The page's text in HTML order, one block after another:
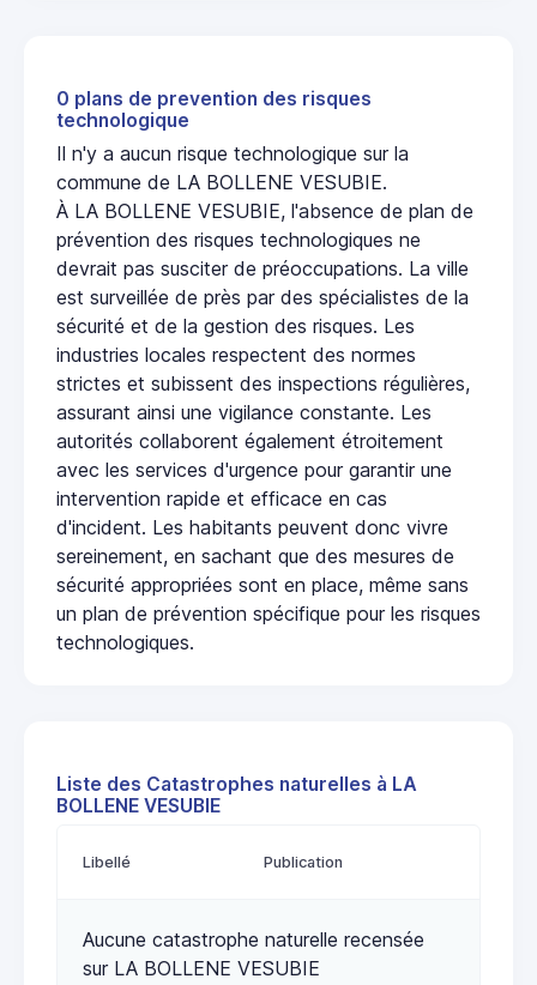
0 plans de prevention des risques
technologique
Il n'y a aucun risque technologique sur la
commune de LA BOLLENE VESUBIE.
À LA BOLLENE VESUBIE, l'absence de plan de
prévention des risques technologiques ne
devrait pas susciter de préoccupations. La ville
est surveillée de près par des spécialistes de la
sécurité et de la gestion des risques. Les
industries locales respectent des normes
strictes et subissent des inspections régulières,
assurant ainsi une vigilance constante. Les
autorités collaborent également étroitement
avec les services d'urgence pour garantir une
intervention rapide et efficace en cas
d'incident. Les habitants peuvent donc vivre
sereinement, en sachant que des mesures de
sécurité appropriées sont en place, même sans
un plan de prévention spécifique pour les risques
technologiques.
Liste des Catastrophes naturelles à LA
BOLLENE VESUBIE
Libellé Publication
Aucune catastrophe naturelle recensée
sur LA BOLLENE VESUBIE